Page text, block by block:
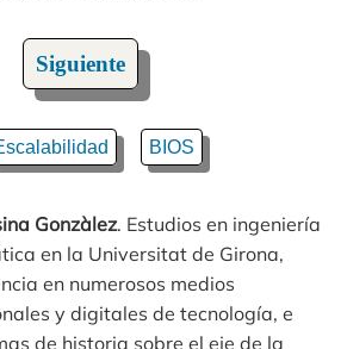
Siguiente
BIOS
Gonzàlez. Estudios en ingeniería
en la Universitat de Girona,
en numerosos medios
y digitales de tecnología, e
de historia sobre el eje de la